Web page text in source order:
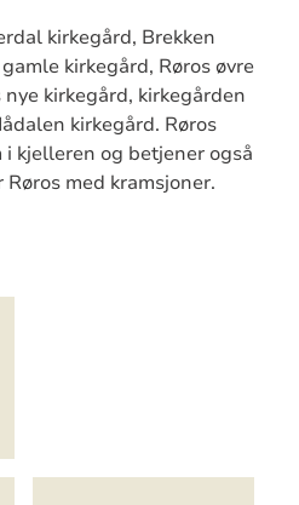
kirkegård, Brekken
kirkegård, Røros øvre
kirkegård, kirkegården
kirkegård. Røros
kjelleren og betjener også
med kramsjoner.